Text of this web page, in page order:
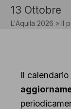
13 Ottobre
L'Aquila 2026 » Il
Il